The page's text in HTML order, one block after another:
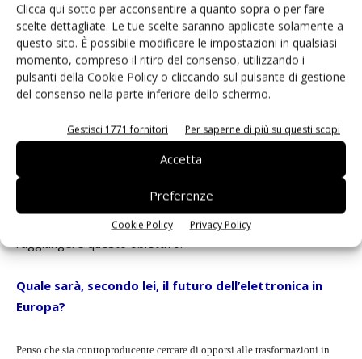
Clicca qui sotto per acconsentire a quanto sopra o per fare
scelte dettagliate. Le tue scelte saranno applicate solamente a
questo sito. È possibile modificare le impostazioni in qualsiasi
momento, compreso il ritiro del consenso, utilizzando i
pulsanti della Cookie Policy o cliccando sul pulsante di gestione
del consenso nella parte inferiore dello schermo.
Gestisci 1771 fornitori Per saperne di più su questi scopi
Accetta
Preferenze
Cookie Policy Privacy Policy
tutti gli attori, per i produttori di dispositivi è molto
attraente la possibilità di utilizzare le fonderie situate in
estremo oriente – ottime fabbriche, dotate di tecnologie
molto avanzate. Gli Idm che hanno adottato un modello
fab-lite si stanno muovendo nella direzione giusta. Credo
Nxp la transizione da Idm a fabless sia molto difficile e
penso che queste difficoltà comportino un rallentamento
del processo. Uno dei vantaggi delle società fabless è che
hanno imparato a collaborare molto strettamente con le
fabbriche. Ritengo sia molto difficile per i grandi Idm
raggiungere questo obiettivo.
Quale sarà, secondo lei, il futuro dell’elettronica in
Europa?
Penso che sia controproducente cercare di opporsi alle trasformazioni in